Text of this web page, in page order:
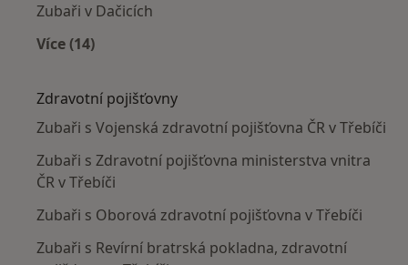
Zubaři v Dačicích
Více (14)
Zdravotní pojišťovny
Zubaři s Vojenská zdravotní pojišťovna ČR v Třebíči
Zubaři s Zdravotní pojišťovna ministerstva vnitra
ČR v Třebíči
Zubaři s Oborová zdravotní pojišťovna v Třebíči
Zubaři s Revírní bratrská pokladna, zdravotní